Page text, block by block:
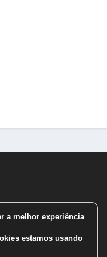
a melhor experiência
estamos usando